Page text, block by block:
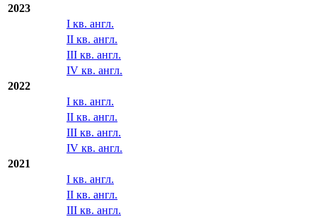
2023
I кв. англ.
II кв. англ.
III кв. англ.
IV кв. англ.
2022
I кв. англ.
II кв. англ.
III кв. англ.
IV кв. англ.
2021
I кв. англ.
II кв. англ.
III кв. англ.